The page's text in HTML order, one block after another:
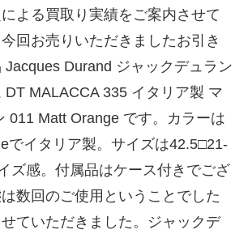
よる買取り実績をご案内させて
回お売りいただきましたお引き
Jacques Durand ジャックデュラン
DT MALACCA 335 イタリア製 マ
011 Matt Orange です。カラーは
でイタリア製。サイズは42.5□21-
ズ感。付属品はケース付きでござ
数回のご使用ということでした
ていただきました。ジャックデ